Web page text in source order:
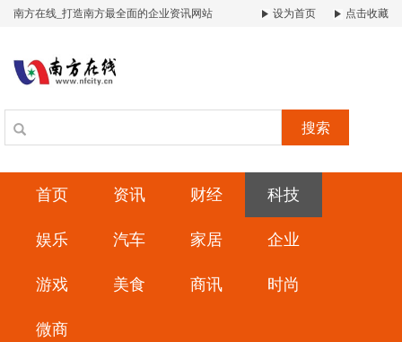
南方在线_打造南方最全面的企业资讯网站 设为首页 点击收藏
搜索
首页 资讯 财经 科技
娱乐 汽车 家居 企业
游戏 美食 商讯 时尚
微商